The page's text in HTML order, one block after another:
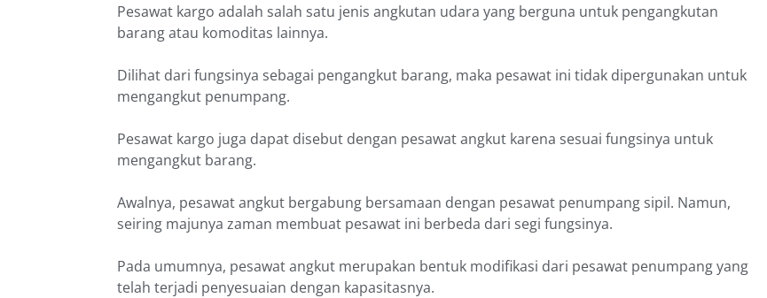
Pesawat kargo adalah salah satu jenis angkutan udara yang berguna untuk pengangkutan
barang atau komoditas lainnya.
Dilihat dari fungsinya sebagai pengangkut barang, maka pesawat ini tidak dipergunakan untuk
mengangkut penumpang.
Pesawat kargo juga dapat disebut dengan pesawat angkut karena sesuai fungsinya untuk
mengangkut barang.
Awalnya, pesawat angkut bergabung bersamaan dengan pesawat penumpang sipil. Namun,
seiring majunya zaman membuat pesawat ini berbeda dari segi fungsinya.
Pada umumnya, pesawat angkut merupakan bentuk modifikasi dari pesawat penumpang yang
telah terjadi penyesuaian dengan kapasitasnya.